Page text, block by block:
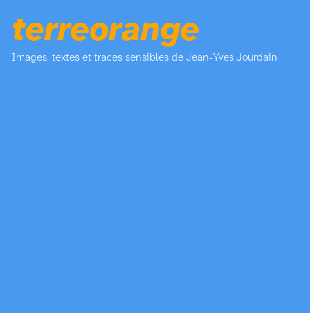
terreorange
Images, textes et traces sensibles de Jean-Yves Jourdain